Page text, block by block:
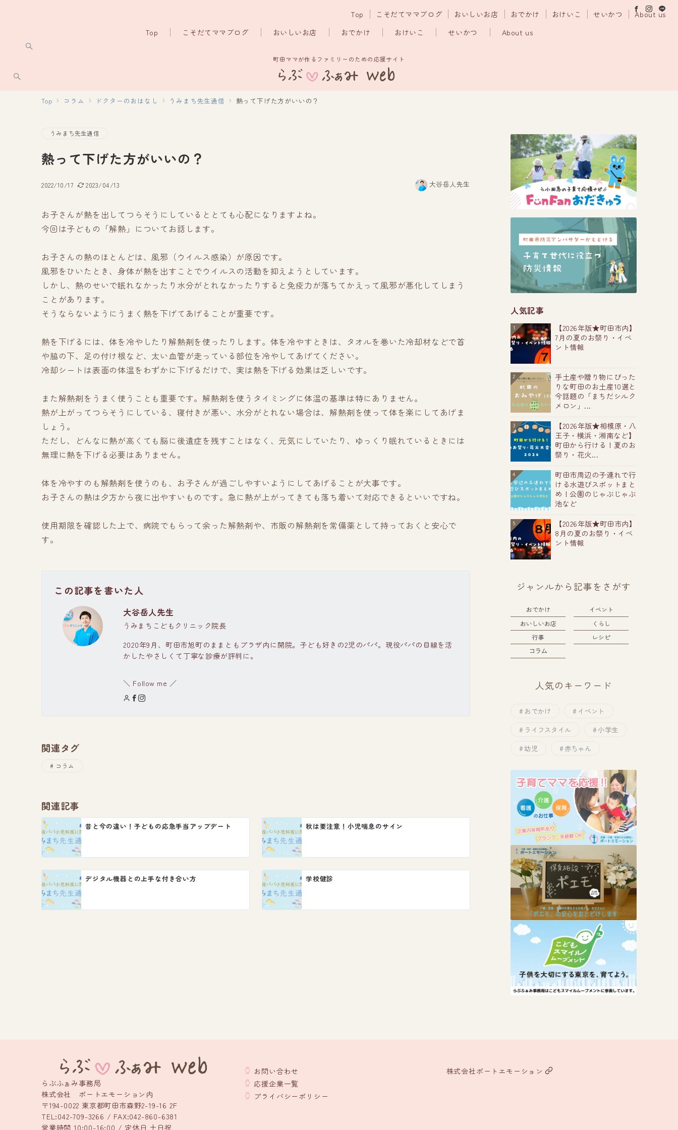
Top こそだてママブログ おいしいお店 おでかけ おけいこ せいかつ About us
Top こそだてママブログ おいしいお店 おでかけ おけいこ せいかつ About us
町田ママが作るファミリーのための応援サイト
Top コラム ドクターのおはなし うみまち先生通信 熱って下げた方がいいの？
うみまち先生通信
熱って下げた方がいいの？
2022/10/17 2023/04/13 大谷岳人先生
お子さんが熱を出してつらそうにしているととても心配になりますよね。
今回は子どもの「解熱」についてお話します。
お子さんの熱のほとんどは、風邪（ウイルス感染）が原因です。
風邪をひいたとき、身体が熱を出すことでウイルスの活動を抑えようとしています。
しかし、熱のせいで眠れなかったり水分がとれなかったりすると免疫力が落ちてかえって風邪が悪化してしまう
ことがあります。
そうならないようにうまく熱を下げてあげることが重要です。
熱を下げるには、体を冷やしたり解熱剤を使ったりします。体を冷やすときは、タオルを巻いた冷却材などで首
や脇の下、足の付け根など、太い血管が走っている部位を冷やしてあげてください。
冷却シートは表面の体温をわずかに下げるだけで、実は熱を下げる効果は乏しいです。
また解熱剤をうまく使うことも重要です。解熱剤を使うタイミングに体温の基準は特にありません。
熱が上がってつらそうにしている、寝付きが悪い、水分がとれない場合は、解熱剤を使って体を楽にしてあげま
しょう。
ただし、どんなに熱が高くても脳に後遺症を残すことはなく、元気にしていたり、ゆっくり眠れているときには
無理に熱を下げる必要はありません。
体を冷やすのも解熱剤を使うのも、お子さんが過ごしやすいようにしてあげることが大事です。
お子さんの熱は夕方から夜に出やすいものです。急に熱が上がってきても落ち着いて対応できるといいですね。
使用期限を確認した上で、病院でもらって余った解熱剤や、市販の解熱剤を常備薬として持っておくと安心で
す。
この記事を書いた人
大谷岳人先生
うみまちこどもクリニック院長
2020年9月、町田市旭町のままともプラザ内に開院。子ども好きの2児のパパ。現役パパの目線を活
かしたやさしくて丁寧な診療が評判に。
＼ Follow me ／
関連タグ
コラム
関連記事
昔と今の違い！子どもの応急手当アップデート 秋は要注意！小児喘息のサイン
デジタル機器との上手な付き合い方 学校健診
人気記事
1
【2026年版★町田市内】
7月の夏のお祭り・イベ
ント情報
2
手土産や贈り物にぴった
りな町田のお土産10選と
今話題の「まちだシルク
メロン」...
3
【2026年版★相模原・八
王子・横浜・湘南など】
町田から行ける！夏のお
祭り・花火...
4
町田市周辺の子連れで行
ける水遊びスポットまと
め！公園のじゃぶじゃぶ
池など
5
【2026年版★町田市内】
8月の夏のお祭り・イベ
ント情報
ジャンルから記事をさがす
おでかけ
イベント
おいしいお店
くらし
行事
レシピ
コラム
人気のキーワード
おでかけ
イベント
ライフスタイル
小学生
幼児
赤ちゃん
らぶふぁみ事務局
株式会社 ポートエモーション内
〒194-0022 東京都町田市森野2-19-16 2F
TEL:042-709-3266 / FAX:042-860-6381
営業時間 10:00-16:00 / 定休日 土日祝
お問い合わせ
応援企業一覧
プライバシーポリシー
株式会社ポートエモーション